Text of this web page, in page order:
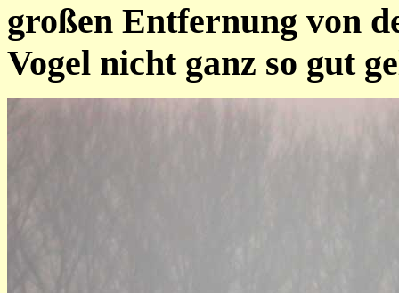
großen Entfernung von
Vogel nicht ganz so gut